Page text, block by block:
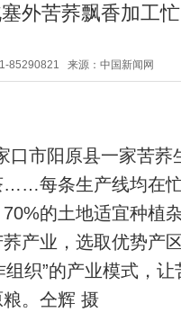
外苦荞飘香加工忙
85290821 来源：中国新闻网
口市阳原县一家苦荞
……每条生产线均在
的土地适宜种植
产业，选取优势产
织”的产业模式，
。仝辉 摄